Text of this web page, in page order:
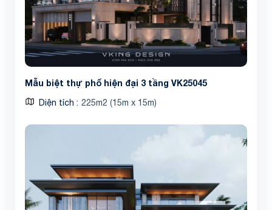
Mẫu biệt thự phố hiện đại 3 tầng VK25045
Diện tích 225m2 (15m x 15m)